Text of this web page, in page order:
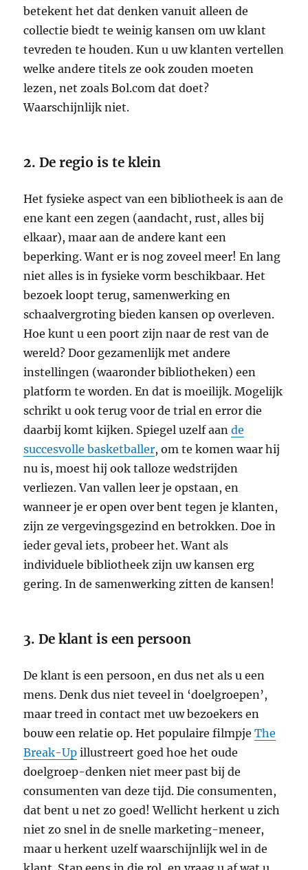
betekent het dat denken vanuit alleen de
collectie biedt te weinig kansen om uw klant
tevreden te houden. Kun u uw klanten vertellen
welke andere titels ze ook zouden moeten
lezen, net zoals Bol.com dat doet?
Waarschijnlijk niet.
2. De regio is te klein
Het fysieke aspect van een bibliotheek is aan de
ene kant een zegen (aandacht, rust, alles bij
elkaar), maar aan de andere kant een
beperking. Want er is nog zoveel meer! En lang
niet alles is in fysieke vorm beschikbaar. Het
bezoek loopt terug, samenwerking en
schaalvergroting bieden kansen op overleven.
Hoe kunt u een poort zijn naar de rest van de
wereld? Door gezamenlijk met andere
instellingen (waaronder bibliotheken) een
platform te worden. En dat is moeilijk. Mogelijk
schrikt u ook terug voor de trial en error die
daarbij komt kijken. Spiegel uzelf aande
succesvolle basketballer, om te komen waar hij
nu is, moest hij ook talloze wedstrijden
verliezen. Van vallen leer je opstaan, en
wanneer je er open over bent tegen je klanten,
zijn ze vergevingsgezind en betrokken. Doe in
ieder geval iets, probeer het. Want als
individuele bibliotheek zijn uw kansen erg
gering. In de samenwerking zitten de kansen!
3. De klant is een persoon
De klant is een persoon, en dus net als u een
mens. Denk dus niet teveel in ‘doelgroepen’,
maar treed in contact met uw bezoekers en
bouw een relatie op. Het populaire filmpjeThe
Break-Up illustreert goed hoe het oude
doelgroep-denken niet meer past bij de
consumenten van deze tijd. Die consumenten,
dat bent u net zo goed! Wellicht herkent u zich
niet zo snel in de snelle marketing-meneer,
maar u herkent uzelf waarschijnlijk wel in de